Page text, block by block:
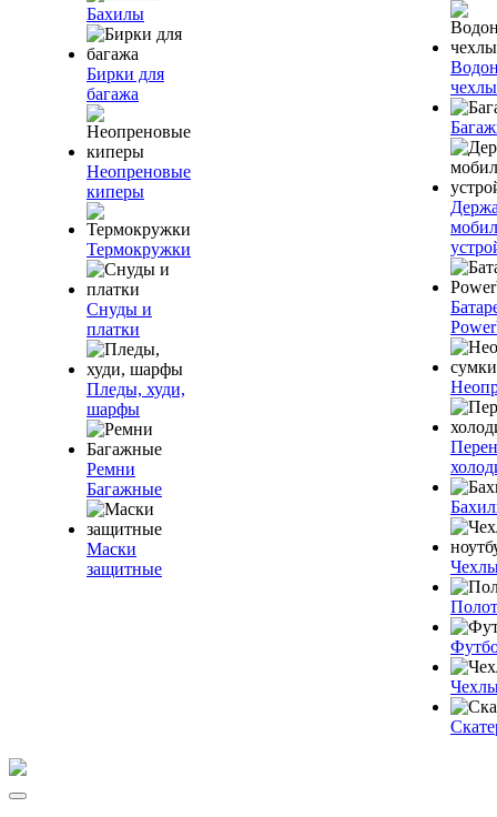
Бахилы
Бирки для
багажа
Неопреновые
киперы
Термокружки
Снуды и
платки
Пледы, худи,
шарфы
Ремни
Багажные
Маски
защитные